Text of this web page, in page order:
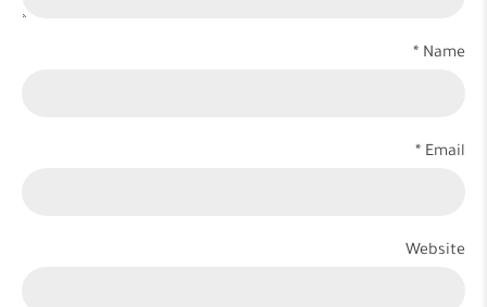
Name *
Email *
Website